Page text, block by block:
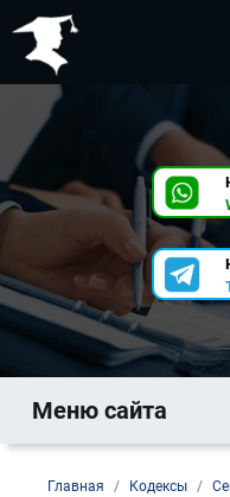
Меню сайта
Главная Кодексы